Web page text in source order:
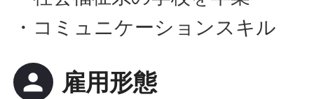
・コミュニケーションスキル
person 雇用形態